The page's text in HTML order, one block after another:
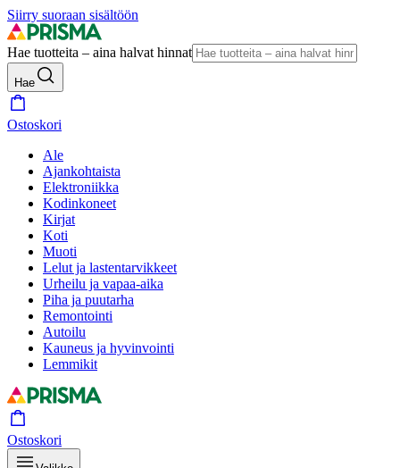
Siirry suoraan sisältöön
Hae tuotteita – aina halvat hinnat
Hae
Ostoskori
Ale
Ajankohtaista
Elektroniikka
Kodinkoneet
Kirjat
Koti
Muoti
Lelut ja lastentarvikkeet
Urheilu ja vapaa-aika
Piha ja puutarha
Remontointi
Autoilu
Kauneus ja hyvinvointi
Lemmikit
Ostoskori